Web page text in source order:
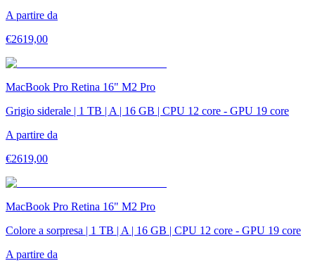
A partire da
€2619,00
MacBook Pro Retina 16" M2 Pro
Grigio siderale | 1 TB | A | 16 GB | CPU 12 core - GPU 19 core
A partire da
€2619,00
MacBook Pro Retina 16" M2 Pro
Colore a sorpresa | 1 TB | A | 16 GB | CPU 12 core - GPU 19 core
A partire da